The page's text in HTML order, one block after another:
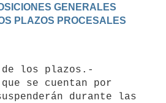
GENERALES
PLAZOS PROCESALES
durante las